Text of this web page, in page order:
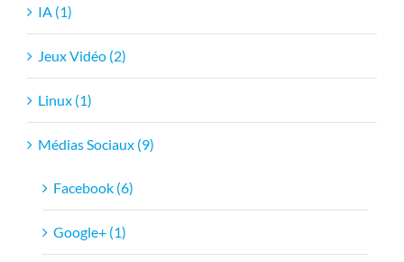
IA (1)
Jeux Vidéo (2)
Linux (1)
Médias Sociaux (9)
Facebook (6)
Google+ (1)